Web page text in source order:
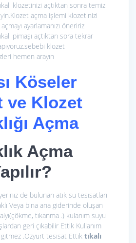
klozetinizi açtıktan sonra temiz
açma işlemi klozetinizi
ayarlamanızı öneririz
pimaşı açtıktan sora tekrar
klozet
hemen arayın
Köseler
ve Klozet
Açma
Açma
de bulunan atık su tesisatları
Veya bina ana giderinde oluşan
tıkanma .) kulanım suyu
geri çıkabilir Ettik Kullanım
.Özyurt tesisat Ettik tıkalı